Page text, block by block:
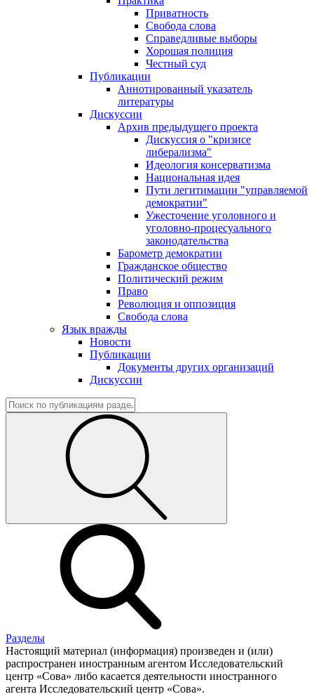
Приватность
Свобода слова
Справедливые выборы
Хорошая полиция
Честный суд
Публикации
Аннотированный указатель
литературы
Дискуссии
Архив предыдущего проекта
Дискуссия о "кризисе
либерализма"
Идеология консерватизма
Национальная идея
Пути легитимации "управляемой
демократии"
Ужесточение уголовного и
уголовно-процесуального
законодательства
Барометр демократии
Гражданское общество
Политический режим
Право
Революция и оппозиция
Свобода слова
Язык вражды
Новости
Публикации
Документы других организаций
Дискуссии
Разделы
Настоящий материал (информация) произведен и (или)
распространен иностранным агентом Исследовательский
центр «Сова» либо касается деятельности иностранного
агента Исследовательский центр «Сова».